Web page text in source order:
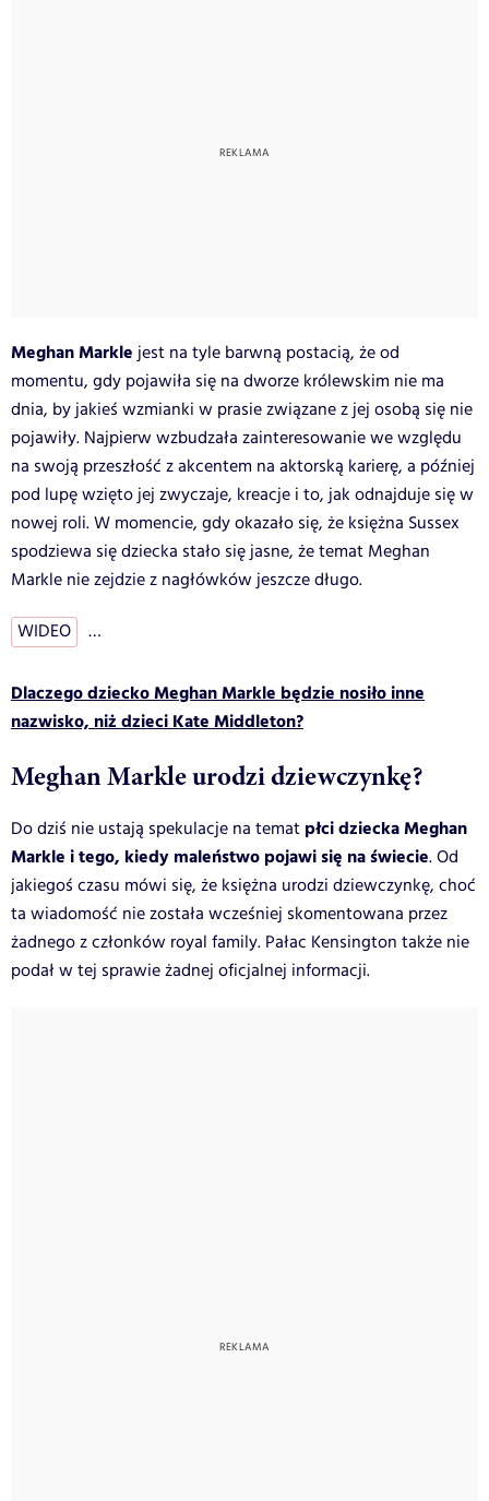
Meghan Marklejest na tyle barwną postacią, że od
momentu, gdy pojawiła się na dworze królewskim nie ma
dnia, by jakieś wzmianki w prasie związane z jej osobą się nie
pojawiły. Najpierw wzbudzała zainteresowanie we względu
na swoją przeszłość z akcentem na aktorską karierę, a później
pod lupę wzięto jej zwyczaje, kreacje i to, jak odnajduje się w
nowej roli. W momencie, gdy okazało się, że księżna Sussex
spodziewa się dziecka stało się jasne, że temat Meghan
Markle nie zejdzie z nagłówków jeszcze długo.
WIDEO …
Dlaczego dziecko Meghan Markle będzie nosiło inne
nazwisko, niż dzieci Kate Middleton?
Meghan Markle urodzi dziewczynkę?
Do dziś nie ustają spekulacje na temat płci dziecka Meghan
Markle i tego, kiedy maleństwo pojawi się na świecie. Od
jakiegoś czasu mówi się, że księżna urodzi dziewczynkę, choć
ta wiadomość nie została wcześniej skomentowana przez
żadnego z członków royal family. Pałac Kensington także nie
podał w tej sprawie żadnej oficjalnej informacji.